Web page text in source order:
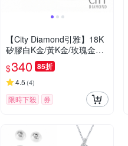
【City Diamond引雅】18K
矽膠白K金/黃K金/玫瑰金耳
扣(浮光流影系列)
$340 85折
4.5 (4)
限時下殺 券